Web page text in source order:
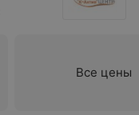
Все цены